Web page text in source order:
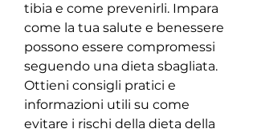
tibia e come prevenirli. Impara
come la tua salute e benessere
possono essere compromessi
seguendo una dieta sbagliata.
Ottieni consigli pratici e
informazioni utili su come
evitare i rischi della dieta della